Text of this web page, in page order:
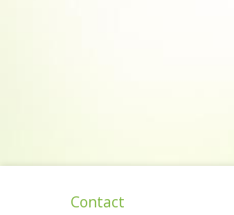
Contact